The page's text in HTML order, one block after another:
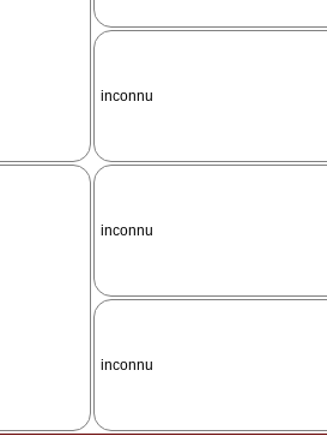
inconnu
inconnu
inconnu